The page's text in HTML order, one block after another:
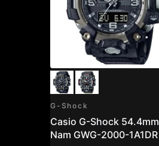
G-Shock
Casio G-Shock 54.4mm
Nam GWG-2000-1A1DR